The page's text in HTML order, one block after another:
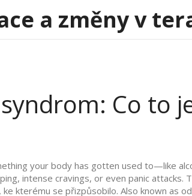
a změny v
Co to
your body has gotten used to—like
intense cravings, or even panic attacks.
ke kterému se přizpůsobilo. Also known as